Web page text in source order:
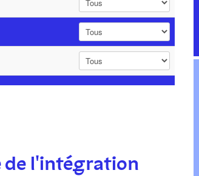
de l'intégration